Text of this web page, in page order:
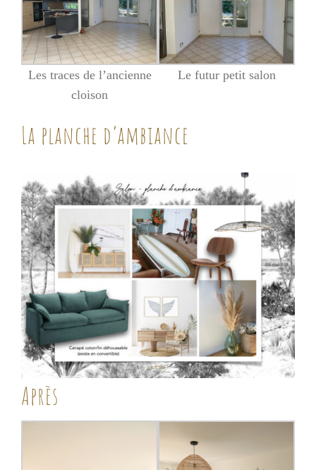
Les traces de l’ancienne
cloison
Le futur petit salon
La planche d’ambiance
Après